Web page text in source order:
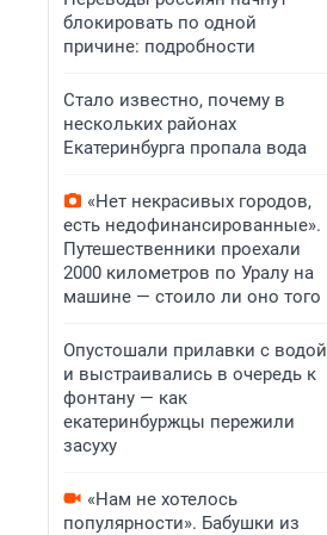
блокировать по одной
причине: подробности
Стало известно, почему в
нескольких районах
Екатеринбурга пропала вода
«Нет некрасивых городов,
есть недофинансированные».
Путешественники проехали
2000 километров по Уралу на
машине — стоило ли оно того
Опустошали прилавки с водой
и выстраивались в очередь к
фонтану — как
екатеринбуржцы пережили
засуху
«Нам не хотелось
популярности». Бабушки из